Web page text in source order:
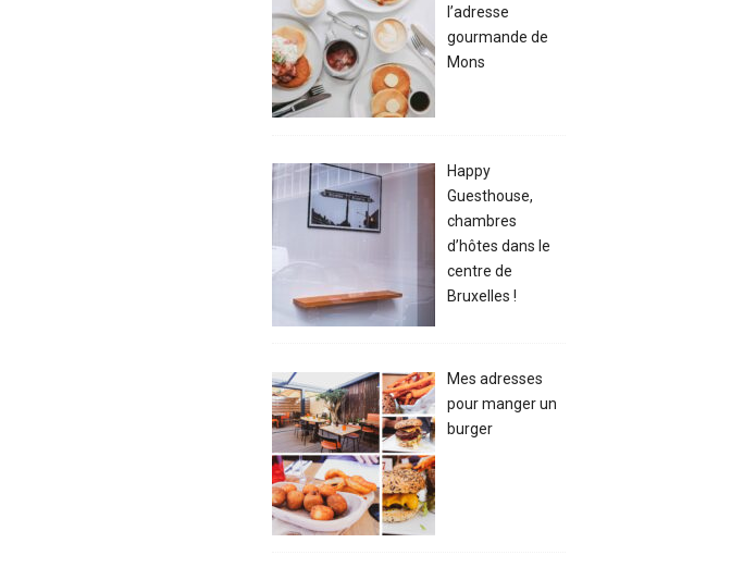
l’adresse
gourmande de
Mons
Happy
Guesthouse,
chambres
d’hôtes dans le
centre de
Bruxelles !
Mes adresses
pour manger un
burger